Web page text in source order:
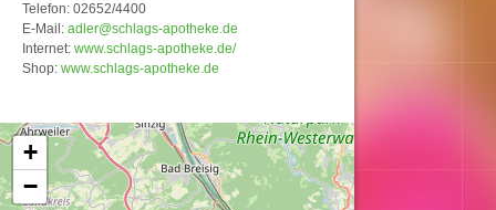
Telefon: 02652/4400
E-Mail: adler@schlags-apotheke.de
Internet: www.schlags-apotheke.de/
Shop: www.schlags-apotheke.de
Karte wird geladen...
+
−